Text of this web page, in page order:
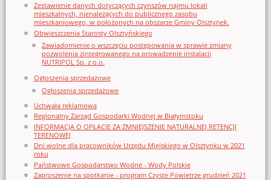
Zestawienie danych dotyczących czynszów najmu lokali
mieszkalnych, nienależących do publicznego zasobu
mieszkaniowego, w położonych na obszarze Gminy Olsztynek.
Obwieszczenia Starosty Olsztyńskiego
Zawiadomienie o wszczęciu postępowania w sprawie zmiany
pozwolenia zintegrowanego na prowadzenie instalacji
NUTRIPOL Sp. z o.o.
Ogłoszenia sprzedażowe
Ogłoszenia sprzedażowe
Uchwała reklamowa
Regionalny Zarząd Gospodarki Wodnej w Białymstoku
INFORMACJA O OPŁACIE ZA ZMNIEJSZENIE NATURALNEJ RETENCJI
TERENOWEJ
Dni wolne dla pracowników Urzędu Miejskiego w Olsztynku w 2021
roku
Państwowe Gospodarstwo Wodne - Wody Polskie
Zaproszenie na spotkanie - program Czyste Powietrze grudzień 2021